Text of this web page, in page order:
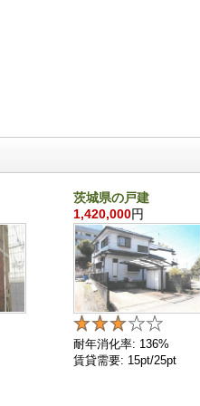
茨城県の戸建
1,420,000円
耐年消化率: 136%
賃貸需要: 15pt/25pt